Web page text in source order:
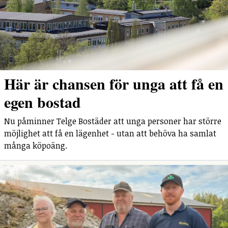
Här är chansen för unga att få en
egen bostad
Nu påminner Telge Bostäder att unga personer har större
möjlighet att få en lägenhet - utan att behöva ha samlat
många köpoäng.